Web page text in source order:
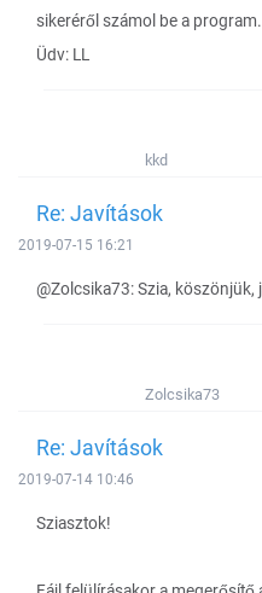
sikeréről számol be a
Üdv: LL
kkd
Re: Javítások
2019-07-15 16:21
@Zolcsika73: Szia, köszönjük,
Zolcsika73
Re: Javítások
2019-07-14 10:46
Sziasztok!